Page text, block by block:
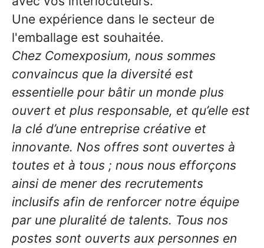
Une expérience dans le secteur de
l'emballage est souhaitée.
Chez Comexposium, nous sommes
convaincus que la diversité est
essentielle pour bâtir un monde plus
ouvert et plus responsable, et qu’elle est
la clé d’une entreprise créative et
innovante. Nos offres sont ouvertes à
toutes et à tous ; nous nous efforçons
ainsi de mener des recrutements
inclusifs afin de renforcer notre équipe
par une pluralité de talents. Tous nos
postes sont ouverts aux personnes en